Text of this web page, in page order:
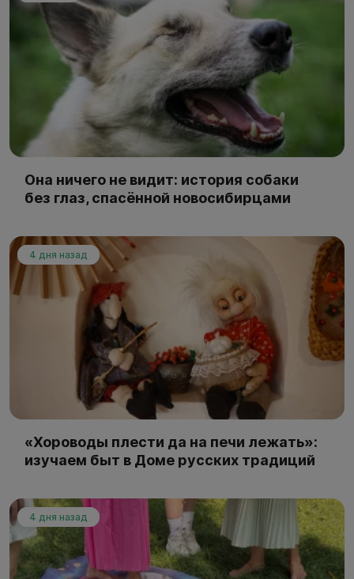
Она ничего не видит: история собаки
без глаз, спасённой новосибирцами
4 дня назад
«Хороводы плести да на печи лежать»:
изучаем быт в Доме русских традиций
4 дня назад